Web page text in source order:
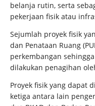
belanja rutin, serta
pekerjaan fisik atau
Sejumlah proyek fisik
dan Penataan Ruang
perkembangan
dilakukan penagihan
Proyek fisik yang dapat
ketiga antara lain